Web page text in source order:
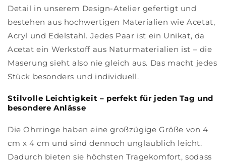
Detail in unserem Design-Atelier gefertigt und
bestehen aus hochwertigen Materialien wie Acetat,
Acryl und Edelstahl. Jedes Paar ist ein Unikat, da
Acetat ein Werkstoff aus Naturmaterialien ist – die
Maserung sieht also nie gleich aus. Das macht jedes
Stück besonders und individuell.
Stilvolle Leichtigkeit – perfekt für jeden Tag und
besondere Anlässe
Die Ohrringe haben eine großzügige Größe von 4
cm x 4 cm und sind dennoch unglaublich leicht.
Dadurch bieten sie höchsten Tragekomfort, sodass